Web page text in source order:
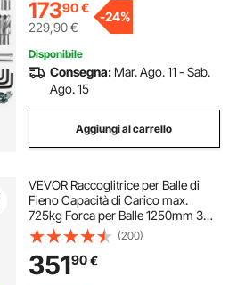
mm per Uso Industriale
17390€
229,90€
-24%
Disponibile
Consegna: Mar. Ago. 11 - Sab.
Ago. 15
Aggiungi al carrello
VEVOR Raccoglitrice per Balle di
Fieno Capacità di Carico max.
725kg Forca per Balle 1250mm 3
Denti, Forche Chiodate Attacco per
Benna con 2 Stabilizzatori per
Trattori, Minipale, Agricoltori,
Campi
(200)
35190€